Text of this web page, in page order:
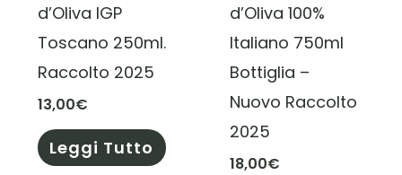
d’Oliva IGP
Toscano 250ml.
Raccolto 2025
13,00€
Leggi Tutto
d’Oliva 100%
Italiano 750ml
Bottiglia –
Nuovo Raccolto
2025
18,00€